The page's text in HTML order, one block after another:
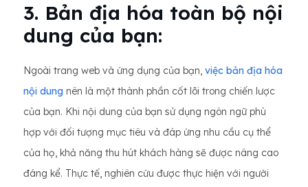
3. Bản địa hóa toàn bộ nội
dung của bạn:
Ngoài trang web và ứng dụng của bạn, việc bản địa hóa
nội dung nên là một thành phần cốt lõi trong chiến lược
của bạn. Khi nội dung của bạn sử dụng ngôn ngữ phù
hợp với đối tượng mục tiêu và đáp ứng nhu cầu cụ thể
của họ, khả năng thu hút khách hàng sẽ được nâng cao
đáng kể. Thực tế, nghiên cứu được thực hiện với người